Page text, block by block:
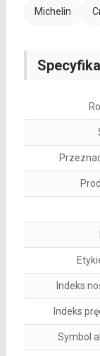
Michelin
Indeks
Indeks
Symbol